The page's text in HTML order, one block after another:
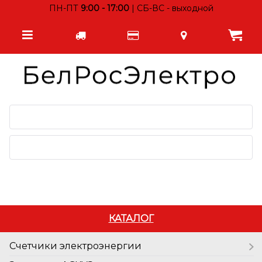
ПН-ПТ 9:00 - 17:00| СБ-ВС - выходной
КАТАЛОГ
Счетчики электроэнергии